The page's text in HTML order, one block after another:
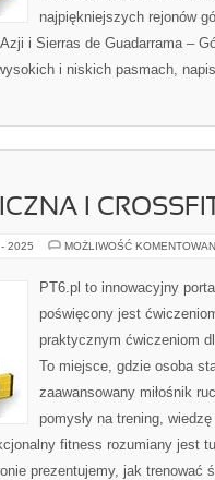
najpiękniejszych rejonów
i Sierras de Guadarrama –
i niskich pasmach,
I
2025 MOŻLIWOŚĆ
PT6.pl to innowacyjny
poświęcony jest
praktycznym ćwiczeniom
To miejsce, gdzie osoba
zaawansowany miłośnik
pomysły na trening,
fitness rozumiany jest
prezentujemy, jak trenować